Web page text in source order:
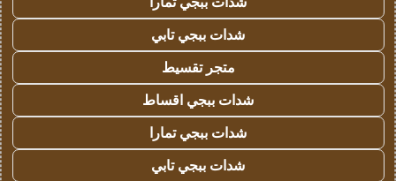
شدات ببجي تابي
متجر تقسيط
شدات ببجي اقساط
شدات ببجي تمارا
شدات ببجي تابي